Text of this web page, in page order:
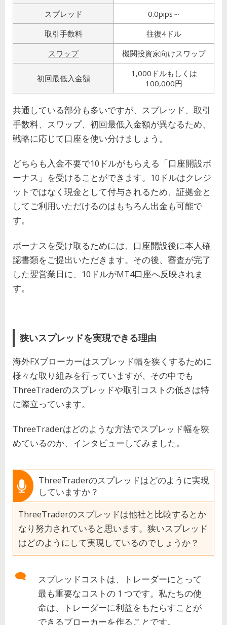
スプレッド
0.0pips～
取引手数料
往復4ドル
スワップ
機関投資家向けスワップ
初回最低入金額
1,000ドルもしくは
100,000円
共通している部分も多いですが、スプレッド、取引
手数料、スワップ、初回最低入金額が異なるため、
戦略に応じて口座を使い分けましょう。
どちらも入金不要で10ドルがもらえる「口座開設ボ
ーナス」を受けることができます。10ドルはクレジ
ットではなく現金として付与されるため、証拠金と
してご利用いただけるのはもちろん出金も可能で
す。
ボーナスを受け取るためには、口座開設後に本人確
認書類をご提出いただきます。その後、審査が完了
した翌営業日に、10ドルがMT4口座へ反映されま
す。
狭いスプレッドを実現できる理由
海外FXブローカーはスプレッド幅を狭くするために
様々な取り組みを行っていますが、その中でも
ThreeTraderのスプレッドや取引コストの低さは特
に際立っています。
ThreeTraderはどのような方法でスプレッド幅を狭
めているのか、インタビューしてみました。
ThreeTraderのスプレッドはどのように実現
していますか？
ThreeTraderのスプレッドは他社と比較するとか
なり努力されていると思います。狭いスプレッド
はどのようにして実現しているのでしょうか？
スプレッドコストは、トレーダーにとって
最も重要なコストの 1 つです。私たちの使
命は、トレーダーに利益をもたらすことが
できるブローカーを作ることです。